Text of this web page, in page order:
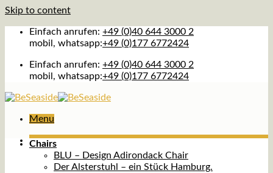
Skip to content
Einfach anrufen: +49 (0)40 644 3000 2
mobil, whatsapp:+49 (0)177 6772424
Einfach anrufen: +49 (0)40 644 3000 2
mobil, whatsapp:+49 (0)177 6772424
Menu
Chairs
BLU – Design Adirondack Chair
Der Alsterstuhl – ein Stück Hamburg.